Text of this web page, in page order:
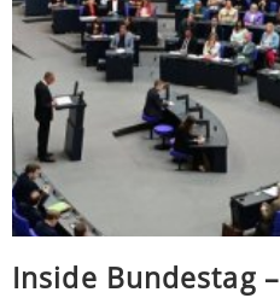
Inside Bundestag –